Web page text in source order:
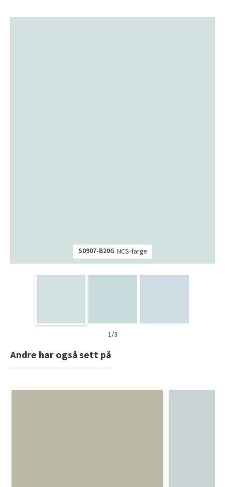
S0907-B20G NCS-farge
1/3
Andre har også sett på